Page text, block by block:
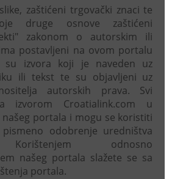
zaštićeni trgovački znaci te
druge osnove zaštićeni
zakonom o autorskim ili
postavljeni na ovom portalu
su izvora koji je naveden uz
ili tekst te su objavljeni uz
autorskih prava. Svi
izvorom Croatialink.com u
portala i mogu se koristiti
odobrenje uredništva
odnosno
našeg portala slažete se sa
portala.